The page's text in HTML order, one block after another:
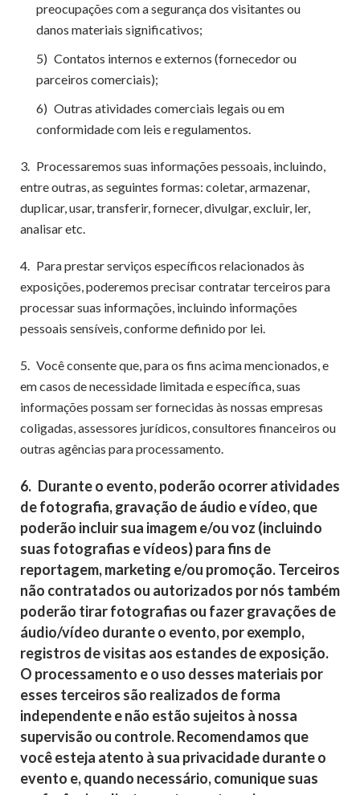
preocupações com a segurança dos visitantes ou
danos materiais significativos;
5) Contatos internos e externos (fornecedor ou
parceiros comerciais);
6) Outras atividades comerciais legais ou em
conformidade com leis e regulamentos.
3. Processaremos suas informações pessoais, incluindo,
entre outras, as seguintes formas: coletar, armazenar,
duplicar, usar, transferir, fornecer, divulgar, excluir, ler,
analisar etc.
4. Para prestar serviços específicos relacionados às
exposições, poderemos precisar contratar terceiros para
processar suas informações, incluindo informações
pessoais sensíveis, conforme definido por lei.
5. Você consente que, para os fins acima mencionados, e
em casos de necessidade limitada e específica, suas
informações possam ser fornecidas às nossas empresas
coligadas, assessores jurídicos, consultores financeiros ou
outras agências para processamento.
6. Durante o evento, poderão ocorrer atividades
de fotografia, gravação de áudio e vídeo, que
poderão incluir sua imagem e/ou voz (incluindo
suas fotografias e vídeos) para fins de
reportagem, marketing e/ou promoção. Terceiros
não contratados ou autorizados por nós também
poderão tirar fotografias ou fazer gravações de
áudio/vídeo durante o evento, por exemplo,
registros de visitas aos estandes de exposição.
O processamento e o uso desses materiais por
esses terceiros são realizados de forma
independente e não estão sujeitos à nossa
supervisão ou controle. Recomendamos que
você esteja atento à sua privacidade durante o
evento e, quando necessário, comunique suas